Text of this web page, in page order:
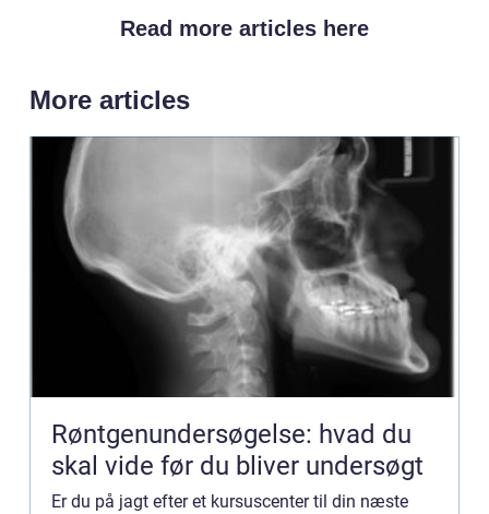
Read more articles here
More articles
Røntgenundersøgelse: hvad du
skal vide før du bliver undersøgt
Er du på jagt efter et kursuscenter til din næste